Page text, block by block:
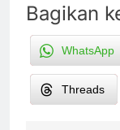
Bagikan
WhatsApp
Threads